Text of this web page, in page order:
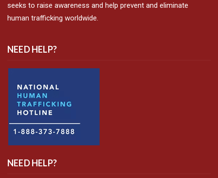
seeks to raise awareness and help prevent and eliminate
human trafficking worldwide.
NEED HELP?
NEED HELP?